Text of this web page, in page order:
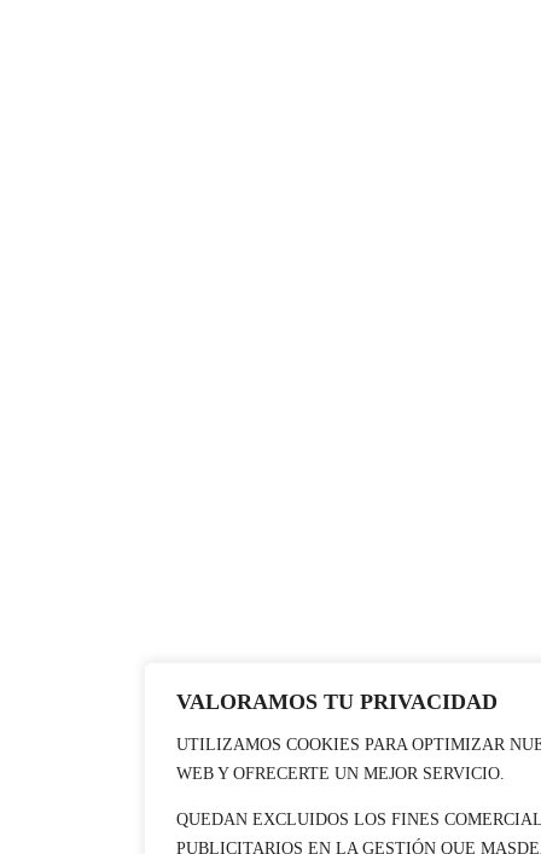
VALORAMOS TU PRIVACIDAD
UTILIZAMOS COOKIES PARA OPTIMIZAR
WEB Y OFRECERTE UN MEJOR SERVICIO.
QUEDAN EXCLUIDOS LOS FINES
PUBLICITARIOS EN LA GESTIÓN QUE